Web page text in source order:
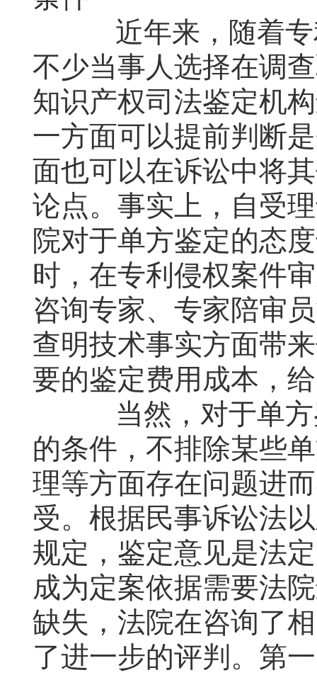
近年来，随着专
不少当事人选择在调
知识产权司法鉴定机
一方面可以提前判断
面也可以在诉讼中将
论点。事实上，自受
院对于单方鉴定的态
时，在专利侵权案件
咨询专家、专家陪审
查明技术事实方面带
要的鉴定费用成本，
当然，对于单方
的条件，不排除某些
理等方面存在问题进
受。根据民事诉讼法
规定，鉴定意见是法
成为定案依据需要法
缺失，法院在咨询了
了进一步的评判。第